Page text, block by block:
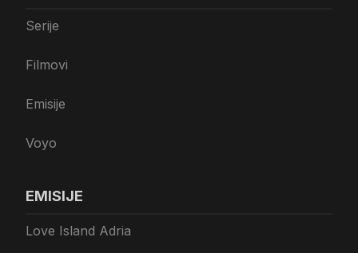
Serije
Filmovi
Emisije
Voyo
EMISIJE
Love Island Adria